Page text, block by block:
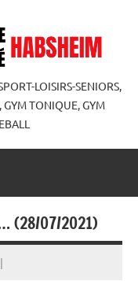
LOISIRS-SENIORS,
GYM TONIQUE, GYM
(28/07/2021)